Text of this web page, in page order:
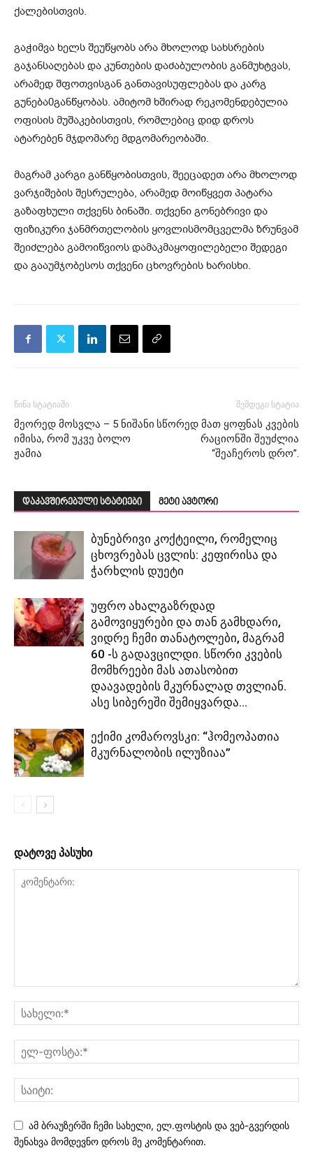
ქალებისთვის.
გაჭიმვა ხელს შეუწყობს არა მხოლოდ სახსრების
გაჯანსაღებას და კუნთების დაძაბულობის განმუხტვას,
არამედ შფოთვისგან განთავისუფლებას და კარგ
გუნება0განწყობას. ამიტომ ხშირად რეკომენდებულია
ოფისის მუშაკებისთვის, რომლებიც დიდ დროს
ატარებენ მჯდომარე მდგომარეობაში.
მაგრამ კარგი განწყობისთვის, შეეცადეთ არა მხოლოდ
ვარჯიშების შესრულება, არამედ მოიწყვეთ პატარა
გაზაფხული თქვენს ბინაში. თქვენი გონებრივი და
ფიზიკური ჯანმრთელობის ყოვლისმომცველმა ზრუნვამ
შეიძლება გამოიწვიოს დამაკმაყოფილებელი შედეგი
და გააუმჯობესოს თქვენი ცხოვრების ხარისხი.
წინა სტატიაში
მეორედ მოსვლა – 5 ნიშანი
იმისა, რომ უკვე ბოლო
ჟამია
შემდეგი სტატია
სწორედ მათ ყოფნას კვების
რაციონში შეუძლია
“შეაჩეროს დრო”.
დაკავშირებული სტატიები მეტი ავტორი
ბუნებრივი კოქტეილი, რომელიც
ცხოვრებას ცვლის: კეფირისა და
ჭარხლის დუეტი
უფრო ახალგაზრდად
გამოვიყურები და თან გამხდარი,
ვიდრე ჩემი თანატოლები, მაგრამ
60 -ს გადავცილდი. სწორი კვების
მომხრეები მას ათასობით
დაავადების მკურნალად თვლიან.
ასე სიბერეში შემიყვარდა...
ექიმი კომაროვსკი: “ჰომეოპათია
მკურნალობის ილუზიაა”
დატოვე პასუხი
ამ ბრაუზერში ჩემი სახელი, ელ.ფოსტის და ვებ-გვერდის
შენახვა მომდევნო დროს მე კომენტარით.